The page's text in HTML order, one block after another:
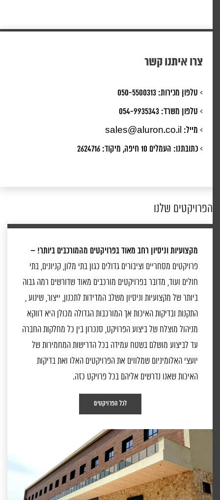
צרו איתנו קשר
טלפון מכירות:050-5500313
טלפון משרד:054-9935343
מייל: sales@aluron.co.il
כתובתנו:העמלים 10 חיפה, מיקוד: 2624716
הפרויקטים שלנו
מקצועיות וניסיון רחב מאוד בפרויקטים מהמורכבים ביותר! –
פרויקטים מסחריים וציבורים גדולים כגון בתי מלון, קניונים, בתי
חולים ועוד, מדובר בפרויקטים מורכבים מאוד שדורשים רמה גבוה
ביותר של מקצועיות וניסיון משלב המדידות לתכנון, ייצור, שינוע ,
התקנות ובדיקות האיכות אך המורכבות הגדולה מכולן היא דווקא
מניהול מוצלח של ביצוע הפרויקט, סנכרון בין כל מחלקות החברה
עד לביצוע מושלם בשטח עמידה בכל הדרישות המחמירות של
יועצי האלומיניום שמלווים את הפרויקטים האלו ואת בדיקות
האיכות שאנו נדרשים אליהם בכל פרויקט כזה.
לכל הפרויקטים